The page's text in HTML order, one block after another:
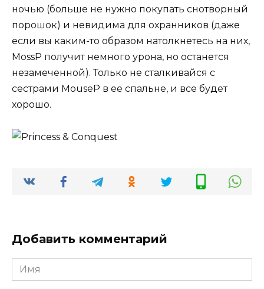
ночью (больше не нужно покупать снотворный
порошок) и невидима для охранников (даже
если вы каким-то образом натолкнетесь на них,
MossP получит немного урона, но останется
незамеченной). Только не сталкивайся с
сестрами MouseP в ее спальне, и все будет
хорошо.
Добавить комментарий
Имя
*